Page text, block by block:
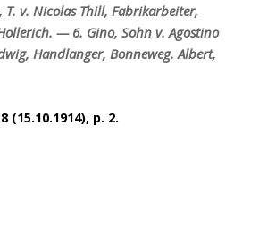
v. Nicolas Thill, Fabrikarbeiter,
— 6. Gino, Sohn v. Agostino
Handlanger, Bonneweg. Albert,
p. 2.